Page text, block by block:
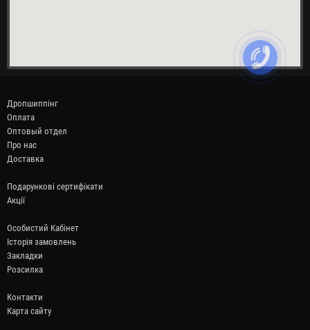
Дропшиппінг
Оплата
Оптовый отдел
Про нас
Доставка
Подарункові сертифікати
Акції
Особистий Кабінет
Історія замовлень
Закладки
Розсилка
Контакти
Карта сайту